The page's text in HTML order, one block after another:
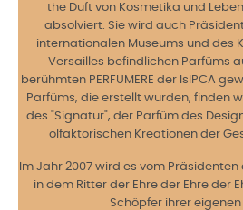
the Duft von Kosmetika und
absolviert. Sie wird auch
internationalen Museums und des
Versailles befindlichen Parfüms
berühmten PERFUMERE der IsIPCA
Parfüms, die erstellt wurden, finden
des "Signatur", der Parfüm des
olfaktorischen Kreationen der
Im Jahr 2007 wird es vom
in dem Ritter der Ehre der Ehre der
Schöpfer ihrer eigenen